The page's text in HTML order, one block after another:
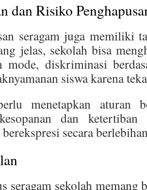
dan Risiko
seragam juga memiliki
jelas, sekolah bisa
mode, diskriminasi
siswa karena
menetapkan aturan
dan ketertiban
berekspresi secara
seragam sekolah memang